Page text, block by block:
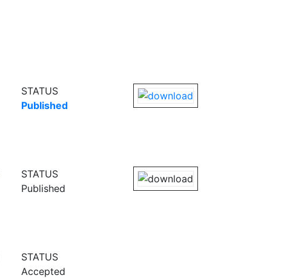
STATUS
Published
STATUS
Published
STATUS
Accepted